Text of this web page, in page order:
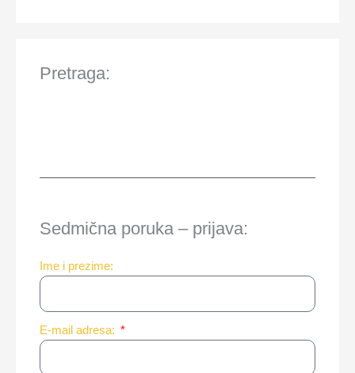
Pretraga:
Sedmična poruka – prijava:
Ime i prezime:
E-mail adresa: